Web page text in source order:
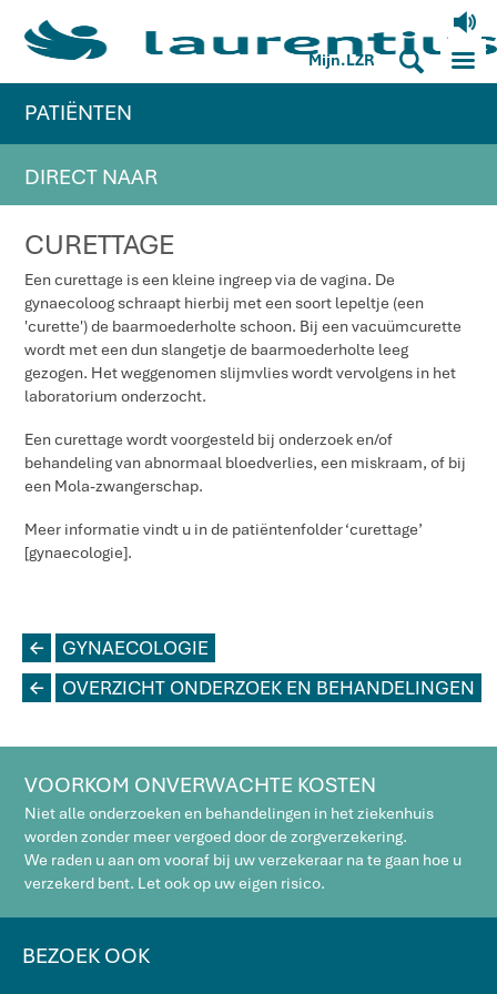
V
Mijn.LZR S M
PATIËNTEN
DIRECT NAAR
CURETTAGE
Een curettage is een kleine ingreep via de vagina. De
gynaecoloog schraapt hierbij met een soort lepeltje (een
'curette') de baarmoederholte schoon. Bij een vacuümcurette
wordt met een dun slangetje de baarmoederholte leeg
gezogen. Het weggenomen slijmvlies wordt vervolgens in het
laboratorium onderzocht.
Een curettage wordt voorgesteld bij onderzoek en/of
behandeling van abnormaal bloedverlies, een miskraam, of bij
een Mola-zwangerschap.
Meer informatie vindt u in de patiëntenfolder ‘curettage’
[gynaecologie].
L GYNAECOLOGIE
L OVERZICHT ONDERZOEK EN BEHANDELINGEN
VOORKOM ONVERWACHTE KOSTEN
Niet alle onderzoeken en behandelingen in het ziekenhuis
worden zonder meer vergoed door de zorgverzekering.
We raden u aan om vooraf bij uw verzekeraar na te gaan hoe u
verzekerd bent. Let ook op uw eigen risico.
BEZOEK OOK